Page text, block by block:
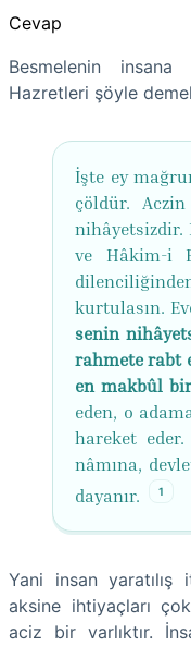
Cevap
Besmelenin
Hazretleri şöyle
İşte ey
çöldür.
nihâyetsizdir.
ve Hâkim-i
kurtulasın.
senin
rahmete rabt
en makbûl
eden, o
hareket
nâmına,
dayanır.
1
Yani insan
aksine ihtiyaçları
aciz bir varlıktır.